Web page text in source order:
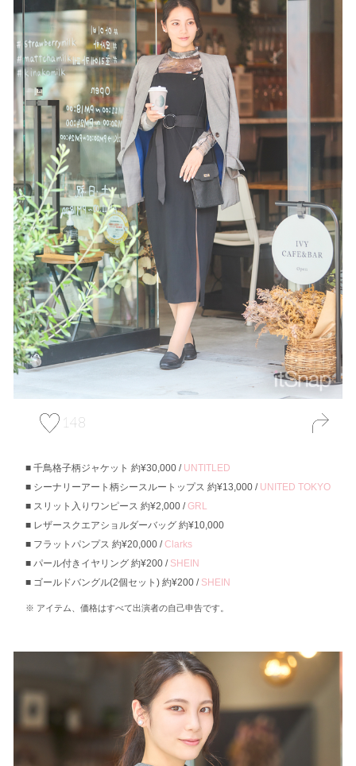
148
千鳥格子柄ジャケット 約¥30,000 / UNTITLED
シーナリーアート柄シースルートップス 約¥13,000 / UNITED TOKYO
スリット入りワンピース 約¥2,000 /GRL
レザースクエアショルダーバッグ 約¥10,000
フラットパンプス 約¥20,000 /Clarks
パール付きイヤリング 約¥200 / SHEIN
ゴールドバングル(2個セット) 約¥200 / SHEIN
アイテム、価格はすべて出演者の自己申告です。